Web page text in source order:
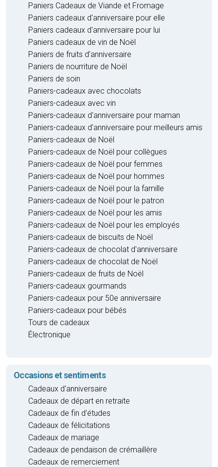
Paniers Cadeaux de Viande et Fromage
Paniers cadeaux d'anniversaire pour elle
Paniers cadeaux d'anniversaire pour lui
Paniers cadeaux de vin de Noël
Paniers de fruits d'anniversaire
Paniers de nourriture de Noël
Paniers de soin
Paniers-cadeaux avec chocolats
Paniers-cadeaux avec vin
Paniers-cadeaux d'anniversaire pour maman
Paniers-cadeaux d'anniversaire pour meilleurs amis
Paniers-cadeaux de Noël
Paniers-cadeaux de Noël pour collègues
Paniers-cadeaux de Noël pour femmes
Paniers-cadeaux de Noël pour hommes
Paniers-cadeaux de Noël pour la famille
Paniers-cadeaux de Noël pour le patron
Paniers-cadeaux de Noël pour les amis
Paniers-cadeaux de Noël pour les employés
Paniers-cadeaux de biscuits de Noël
Paniers-cadeaux de chocolat d'anniversaire
Paniers-cadeaux de chocolat de Noël
Paniers-cadeaux de fruits de Noël
Paniers-cadeaux gourmands
Paniers-cadeaux pour 50e anniversaire
Paniers-cadeaux pour bébés
Tours de cadeaux
Électronique
Occasions et sentiments
Cadeaux d'anniversaire
Cadeaux de départ en retraite
Cadeaux de fin d'études
Cadeaux de félicitations
Cadeaux de mariage
Cadeaux de pendaison de crémaillère
Cadeaux de remerciement